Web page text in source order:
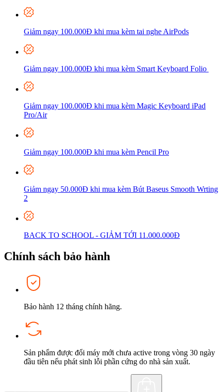
Giảm ngay 100.000Đ khi mua kèm tai nghe AirPods
Giảm ngay 100.000Đ khi mua kèm Smart Keyboard Folio
Giảm ngay 100.000Đ khi mua kèm Magic Keyboard iPad
Pro/Air
Giảm ngay 100.000Đ khi mua kèm Pencil Pro
Giảm ngay 50.000Đ khi mua kèm Bút Baseus Smooth Wrting
2
BACK TO SCHOOL - GIẢM TỚI 11.000.000Đ
Chính sách bảo hành
Bảo hành 12 tháng chính hãng.
Sản phẩm được đổi máy mới chưa active trong vòng 30 ngày
đầu tiên nếu phát sinh lỗi phần cứng do nhà sản xuất.